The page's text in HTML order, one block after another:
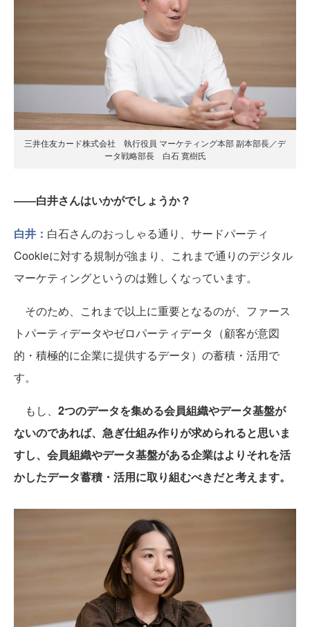
三井住友カード株式会社 執行役員 マーケティング本部 副本部長／デ
ータ戦略部長 白石 寛樹氏
――白井さんはいかがでしょうか？
白井： 白石さんのおっしゃる通り、サードパーティ
Cookieに対する規制が強まり、これまで通りのデジタル
マーケティングというのは難しくなっています。
そのため、これまで以上に重要となるのが、ファース
トパーティデータやゼロパーティデータ（顧客が意図
的・積極的に企業に提供するデータ）の蓄積・活用で
す。
もし、 2つのデータを集める会員組織やデータ基盤が
ないのであれば、急ぎ仕組み作りが求められると思いま
すし、会員組織やデータ基盤がある企業はよりそれを活
かしたデータ蓄積・活用に取り組むべきだと考えます。